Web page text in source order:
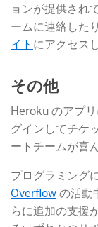
ョンが提供され
ームに連絡した
イト にアクセス
その他
Heroku のアプリ
グインしてチケ
ートチームが喜
プログラミング
Overflow の活
らに追加の支援